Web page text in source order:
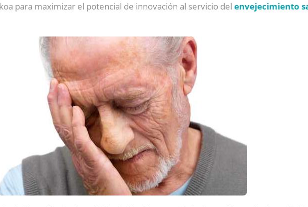
para maximizar el potencial de innovación al servicio del envejecimiento